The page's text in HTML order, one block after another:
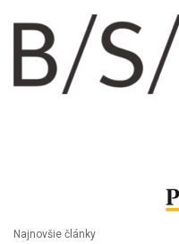
Najnovšie články